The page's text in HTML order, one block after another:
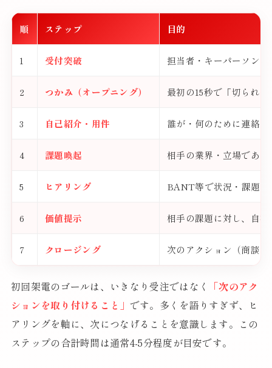
順 ステップ 目的
1 受付突破 担当者・キーパーソン
2 つかみ（オープニング） 最初の15秒で「切られ
3 自己紹介・用件 誰が・何のために連絡
4 課題喚起 相手の業界・立場であ
5 ヒアリング BANT等で状況・課題
6 価値提示 相手の課題に対し、自
7 クロージング 次のアクション（商談
初回架電のゴールは、いきなり受注ではなく
「次のアク
ションを取り付けること」 です。多くを語りすぎず、ヒ
アリングを軸に、次につなげることを意識します。この
ステップの合計時間は通常4-5分程度が目安です。